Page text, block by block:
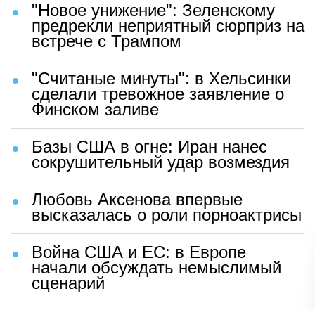
"Новое унижение": Зеленскому
предрекли неприятный сюрприз на
встрече с Трампом
"Считаные минуты": в Хельсинки
сделали тревожное заявление о
Финском заливе
Базы США в огне: Иран нанес
сокрушительный удар возмездия
Любовь Аксенова впервые
высказалась о роли порноактрисы
Война США и ЕС: в Европе
начали обсуждать немыслимый
сценарий